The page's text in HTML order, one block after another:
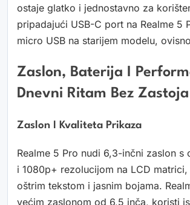
ostaje glatko i jednostavno za
pripadajući USB-C port na Realme 5
micro USB na starijem modelu,
Zaslon, Baterija I
Dnevni Ritam Bez Zastoja
Zaslon I Kvaliteta Prikaza
Realme 5 Pro nudi 6,3-inčni zaslon s
i 1080p+ rezolucijom na LCD
oštrim tekstom i jasnim bojama.
većim zaslonom od 6,5 inča, koristi